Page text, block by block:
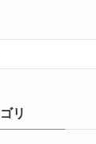
リ